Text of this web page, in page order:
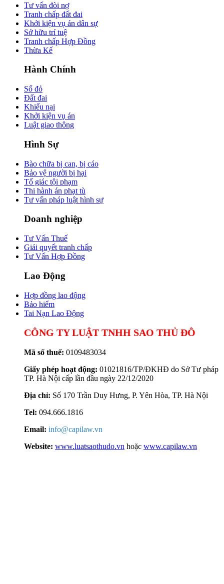
Tư vấn đòi nợ
Tranh chấp đất đai
Khởi kiện vụ án dân sự
Sở hữu trí tuệ
Tranh chấp Hợp Đồng
Thừa Kế
Hành Chính
Sổ đỏ
Đất đai
Khiếu nại
Khởi kiện vụ án
Luật giao thông
Hình Sự
Bào chữa bị can, bị cáo
Bảo vệ người bị hại
Tố giác tội phạm
Thi hành án phạt tù
Tư vấn pháp luật hình sự
Doanh nghiệp
Tư Vấn Thuế
Giải quyết tranh chấp
Tư Vấn Hợp Đồng
Lao Động
Hợp đồng lao động
Bảo hiểm
Tai Nạn Lao Động
CÔNG TY LUẬT TNHH SAO THỦ ĐÔ
Mã số thuế: 0109483034
Giấy phép hoạt động: 01021816/TP/ĐKHĐ do Sở Tư pháp
TP. Hà Nội cấp lần đầu ngày 22/12/2020
Địa chỉ: Số 170 Trần Duy Hưng, P. Yên Hòa, TP. Hà Nội
Tel: 094.666.1816
Email: info@capilaw.vn
Website: www.luatsaothudo.vn hoặc www.capilaw.vn